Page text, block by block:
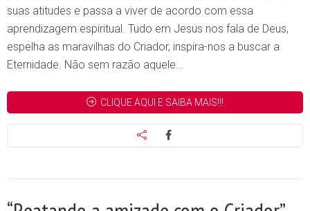
suas atitudes e passa a viver de acordo com essa
aprendizagem espiritual. Tudo em Jesus nos fala de Deus,
espelha as maravilhas do Criador, inspira-nos a buscar a
Eternidade. Não sem razão aquele...
CLIQUE AQUI E SAIBA MAIS!!!